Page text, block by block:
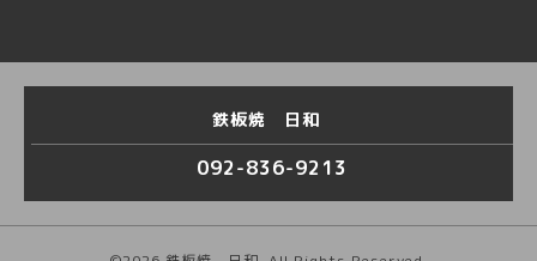
鉄板焼 日和
092-836-9213